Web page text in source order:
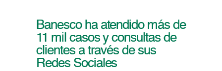
Banesco ha atendido más de
11 mil casos y consultas de
clientes a través de sus
Redes Sociales